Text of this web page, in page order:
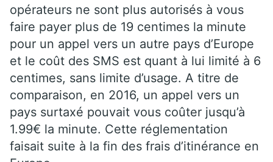
opérateurs ne sont plus autorisés à vous
faire payer plus de 19 centimes la minute
pour un appel vers un autre pays d’Europe
et le coût des SMS est quant à lui limité à 6
centimes, sans limite d’usage. A titre de
comparaison, en 2016, un appel vers un
pays surtaxé pouvait vous coûter jusqu’à
1.99€ la minute. Cette réglementation
faisait suite à la fin des frais d’itinérance en